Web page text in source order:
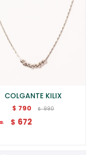
COLGANTE KILIX
$ 790 $ 990
$ 672